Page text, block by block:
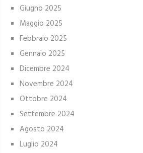
Giugno 2025
Maggio 2025
Febbraio 2025
Gennaio 2025
Dicembre 2024
Novembre 2024
Ottobre 2024
Settembre 2024
Agosto 2024
Luglio 2024